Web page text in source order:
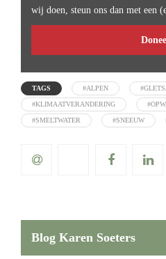
wij doen, steun ons dan met een
TAGS #ALPEN
#KLIMAATVERANDERING
#SMELTWATER #SNEEUW
Blog Karen Soeters